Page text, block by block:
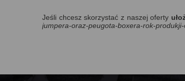
Jeśli chcesz skorzystać z naszej oferty
jumpera-oraz-peugota-boxera-rok-